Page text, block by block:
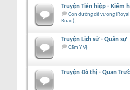
Truyện Tiên hiệp - Kiếm
Con đường đế vương (Royal
Road)
Truyện Lịch sử - Quân sự
Cẩm Y Vệ
Truyện Đô thị - Quan